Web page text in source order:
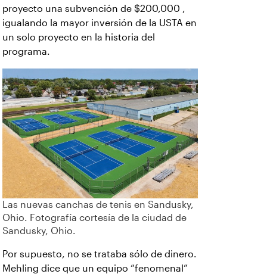
proyecto una subvención de $200,000 ,
igualando la mayor inversión de la USTA en
un solo proyecto en la historia del
programa.
Las nuevas canchas de tenis en Sandusky,
Ohio. Fotografía cortesía de la ciudad de
Sandusky, Ohio.
Por supuesto, no se trataba sólo de dinero.
Mehling dice que un equipo “fenomenal”